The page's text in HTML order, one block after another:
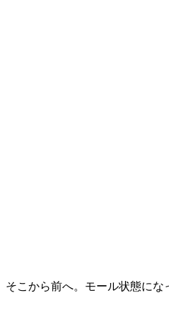
そこから前へ。モール状態にな